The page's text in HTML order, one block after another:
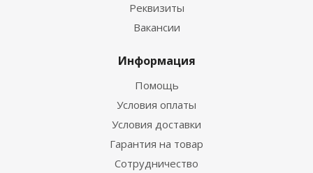
Реквизиты
Вакансии
Информация
Помощь
Условия оплаты
Условия доставки
Гарантия на товар
Сотрудничество